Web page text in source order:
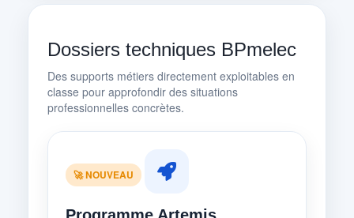
Dossiers techniques BPmelec
Des supports métiers directement exploitables en
classe pour approfondir des situations
professionnelles concrètes.
🚀 NOUVEAU